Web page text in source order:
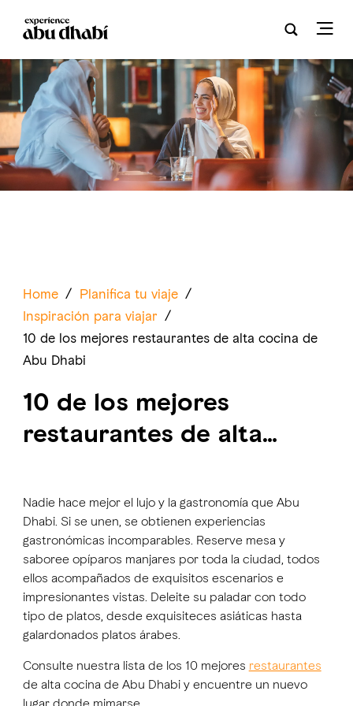
Home / Planifica tu viaje /
Inspiración para viajar /
10 de los mejores restaurantes de alta cocina de
Abu Dhabi
10 de los mejores
restaurantes de alta
Nadie hace mejor el lujo y la gastronomía que Abu
Dhabi. Si se unen, se obtienen experiencias
gastronómicas incomparables. Reserve mesa y
saboree opíparos manjares por toda la ciudad, todos
ellos acompañados de exquisitos escenarios e
impresionantes vistas. Deleite su paladar con todo
tipo de platos, desde exquisiteces asiáticas hasta
galardonados platos árabes.
Consulte nuestra lista de los 10 mejores restaurantes
de alta cocina de Abu Dhabi y encuentre un nuevo